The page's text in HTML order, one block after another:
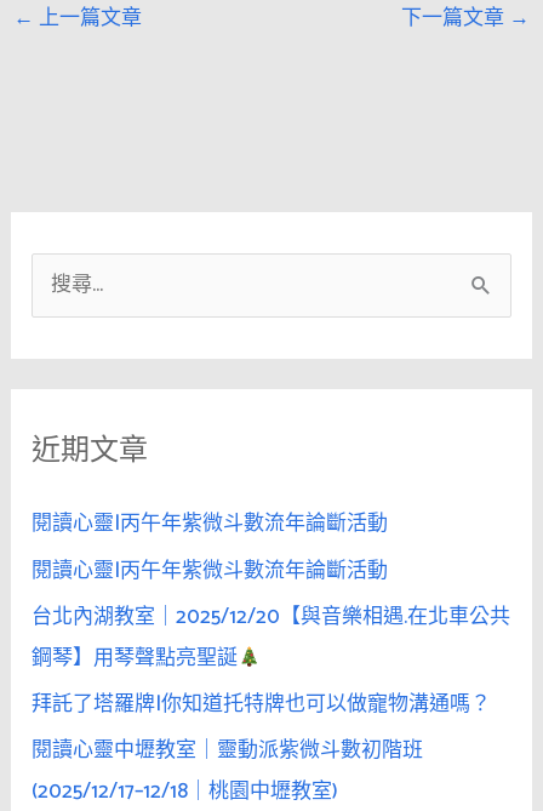
← 上一篇文章 下一篇文章 →
尋
關
字
近期文章
閱讀心靈|丙午年紫微斗數流年論斷活動
閱讀心靈|丙午年紫微斗數流年論斷活動
台北內湖教室｜2025/12/20【與音樂相遇.在北車公共
鋼琴】用琴聲點亮聖誕
拜託了塔羅牌|你知道托特牌也可以做寵物溝通嗎？
閱讀心靈中壢教室｜靈動派紫微斗數初階班
(2025/12/17–12/18｜桃園中壢教室)